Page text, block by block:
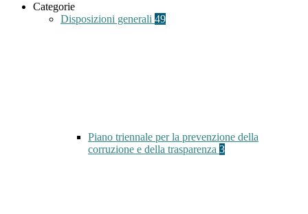
Categorie
Disposizioni generali 49
Piano triennale per la prevenzione della
corruzione e della trasparenza 3